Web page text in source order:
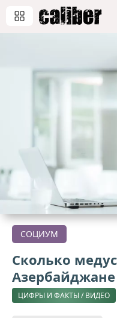
СОЦИУМ
Сколько
Азербайджане
ЦИФРЫ И ФАКТЫ / ВИДЕО